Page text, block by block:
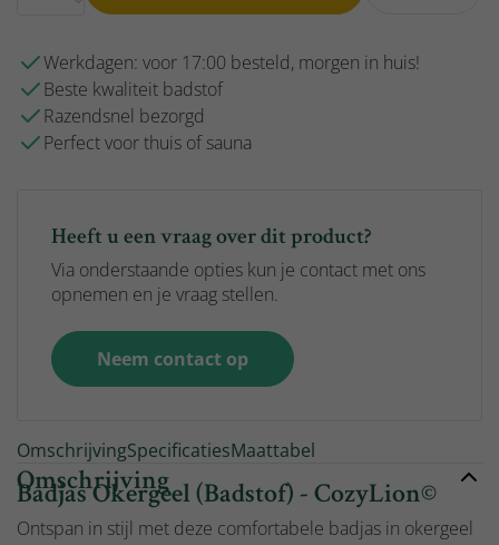
Werkdagen: voor 17:00 besteld, morgen in huis!
Beste kwaliteit badstof
Razendsnel bezorgd
Perfect voor thuis of sauna
Heeft u een vraag over dit product?
Via onderstaande opties kun je contact met ons
opnemen en je vraag stellen.
Neem contact op
OmschrijvingSpecificatiesMaattabel
Omschrijving
Badjas Okergeel (Badstof) - CozyLion©
Ontspan in stijl met deze comfortabele badjas in okergeel